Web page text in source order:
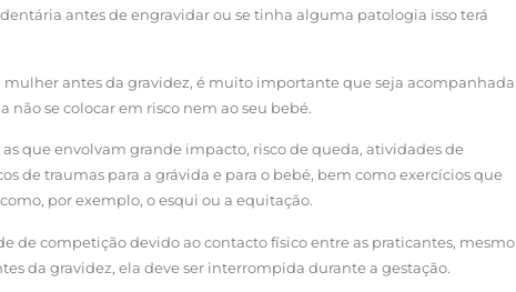
antes de engravidar ou se tinha alguma patologia isso terá
antes da gravidez, é muito importante que seja acompanhada
não se colocar em risco nem ao seu bebé.
que envolvam grande impacto, risco de queda, atividades de
de traumas para a grávida e para o bebé, bem como exercícios que
por exemplo, o esqui ou a equitação.
de competição devido ao contacto físico entre as praticantes, mesmo
da gravidez, ela deve ser interrompida durante a gestação.